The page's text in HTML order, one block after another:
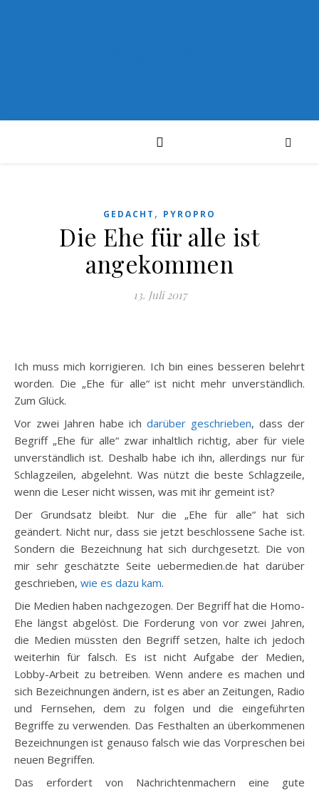
GEDACHT , PYROPRO
Die Ehe für alle ist
angekommen
13. Juli 2017
Ich muss mich korrigieren. Ich bin eines besseren belehrt
worden. Die „Ehe für alle“ ist nicht mehr unverständlich.
Zum Glück.
Vor zwei Jahren habe ich darüber geschrieben, dass der
Begriff „Ehe für alle“ zwar inhaltlich richtig, aber für viele
unverständlich ist. Deshalb habe ich ihn, allerdings nur für
Schlagzeilen, abgelehnt. Was nützt die beste Schlagzeile,
wenn die Leser nicht wissen, was mit ihr gemeint ist?
Der Grundsatz bleibt. Nur die „Ehe für alle“ hat sich
geändert. Nicht nur, dass sie jetzt beschlossene Sache ist.
Sondern die Bezeichnung hat sich durchgesetzt. Die von
mir sehr geschätzte Seite uebermedien.de hat darüber
geschrieben, wie es dazu kam.
Die Medien haben nachgezogen. Der Begriff hat die Homo-
Ehe längst abgelöst. Die Forderung von vor zwei Jahren,
die Medien müssten den Begriff setzen, halte ich jedoch
weiterhin für falsch. Es ist nicht Aufgabe der Medien,
Lobby-Arbeit zu betreiben. Wenn andere es machen und
sich Bezeichnungen ändern, ist es aber an Zeitungen, Radio
und Fernsehen, dem zu folgen und die eingeführten
Begriffe zu verwenden. Das Festhalten an überkommenen
Bezeichnungen ist genauso falsch wie das Vorpreschen bei
neuen Begriffen.
Das erfordert von Nachrichtenmachern eine gute